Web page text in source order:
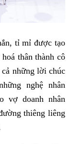
tỉ mỉ được tạo
thân thành cô
những lời chúc
nghệ nhân
vợ doanh nhân
thiêng liêng